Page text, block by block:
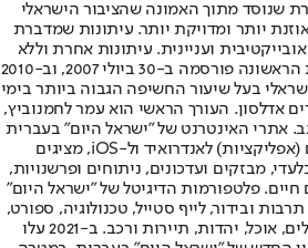
שנוסד מתוך האמונה שהציבור הישראלי
יותר ומדויקת יותר. עיתונות שמדברת
ועניינית. עיתונות אחרת וללא
תשלום. המהדורה המודפסת הראשונה פורסמה ב-30 ביולי 2007, וב-2010
בעל שיעור החשיפה הגבוה ביותר בימי
אדלסון. העורך הראשי הוא עמר לחמנוביץ,
אתרי האינטרנט של "ישראל היום" בעברית
ובאנגלית, כמו כן היישומונים (אפליקציות) לאנדרואיד ול-iOS, מציגים
מבזקים ועדכונים, ניתוחים ופרשנויות,
חיים. פלטפורמות הדיגיטל של "ישראל היום"
ובידור, לייף סטייל, טכנולוגיה, ספורט,
כלכלה וצרכנות, בריאות, חיילים, אוכל, יהדות, תיירות ורכב. ב-2021 עלו